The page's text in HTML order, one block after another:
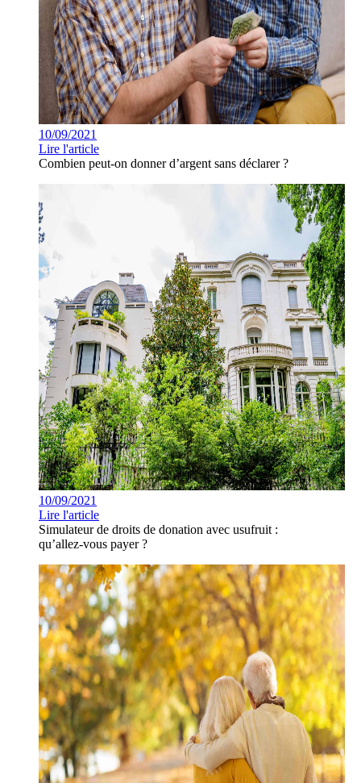
10/09/2021
Lire l'article
Combien peut-on donner d’argent sans déclarer ?
10/09/2021
Lire l'article
Simulateur de droits de donation avec usufruit :
qu’allez-vous payer ?